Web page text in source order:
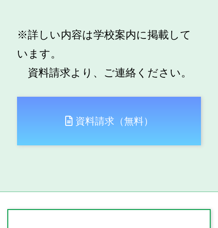
※詳しい内容は学校案内に掲載して
います。
資料請求より、ご連絡ください。
資料請求（無料）